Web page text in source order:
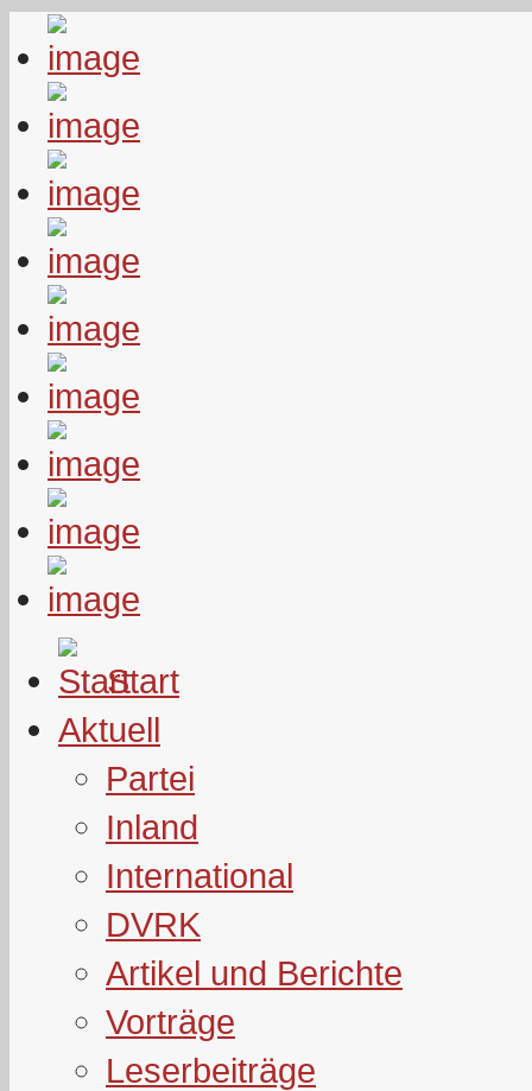
Start
Aktuell
Partei
Inland
International
DVRK
Artikel und Berichte
Vorträge
Leserbeiträge